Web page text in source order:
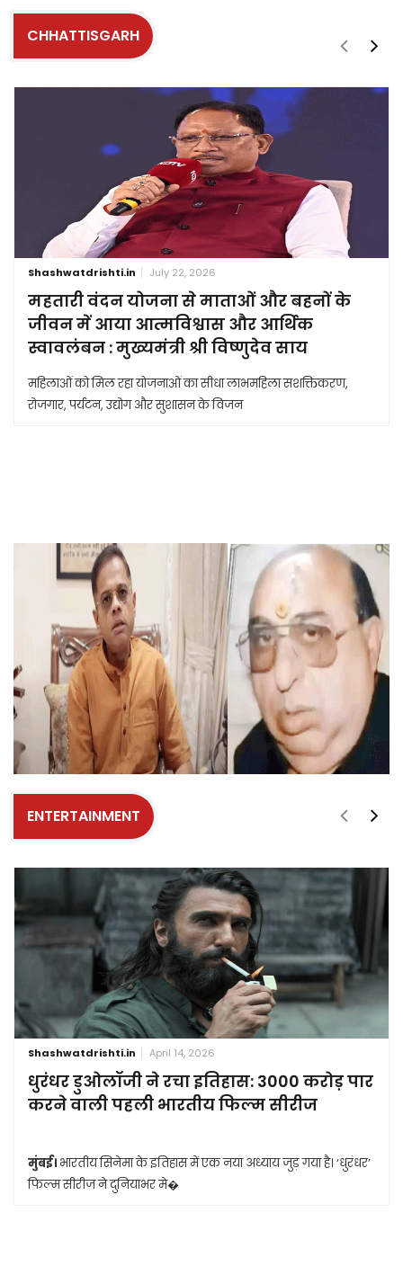
CHHATTISGARH
Shashwatdrishti.in July 22, 2026
महतारी वंदन योजना से माताओं और बहनों के
जीवन में आया आत्मविश्वास और आर्थिक
स्वावलंबन : मुख्यमंत्री श्री विष्णुदेव साय
महिलाओं को मिल रहा योजनाओं का सीधा लाभमहिला सशक्तिकरण,
रोजगार, पर्यटन, उद्योग और सुशासन के विजन
ENTERTAINMENT
Shashwatdrishti.in April 14, 2026
धुरंधर डुओलॉजी ने रचा इतिहास: 3000 करोड़ पार
करने वाली पहली भारतीय फिल्म सीरीज
मुंबई। भारतीय सिनेमा के इतिहास में एक नया अध्याय जुड़ गया है। ‘धुरंधर’
फिल्म सीरीज ने दुनियाभर मे�